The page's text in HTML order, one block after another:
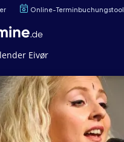
Online-Terminbuchungstool
Eivør